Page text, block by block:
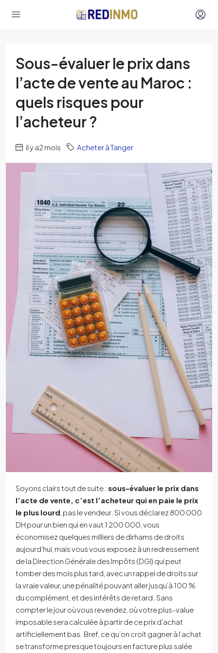
Sous-évaluer le prix dans
l’acte de vente au Maroc :
quels risques pour
l’acheteur ?
il y a2 mois Acheter à Tanger
Soyons clairs tout de suite : sous-évaluer le prix dans
l’acte de vente, c’est l’acheteur qui en paie le prix
le plus lourd , pas le vendeur. Si vous déclarez 800 000
DH pour un bien qui en vaut 1 200 000, vous
économisez quelques milliers de dirhams de droits
aujourd’hui, mais vous vous exposez à un redressement
de la Direction Générale des Impôts (DGI) qui peut
tomber des mois plus tard, avec un rappel de droits sur
la vraie valeur, une pénalité pouvant aller jusqu’à 100 %
du complément, et des intérêts de retard. Sans
compter le jour où vous revendez, où votre plus-value
imposable sera calculée à partir de ce prix d’achat
artificiellement bas. Bref, ce qu’on croit gagner à l’achat
se transforme presque toujours en facture plus salée